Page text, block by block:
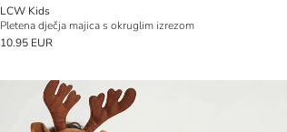
LCW Kids
Pletena dječja majica s okruglim izrezom
10.95 EUR